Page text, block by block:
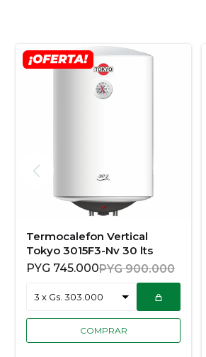
Termocalefon Vertical
Tokyo 3015F3-Nv 30 lts
PYG 745.000PYG 900.000